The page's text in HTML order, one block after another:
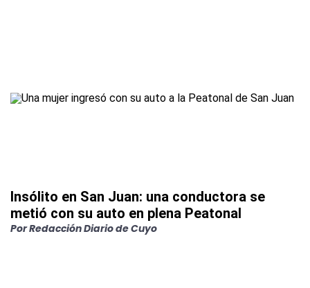
Insólito en San Juan: una conductora se
metió con su auto en plena Peatonal
PorRedacción Diario de Cuyo